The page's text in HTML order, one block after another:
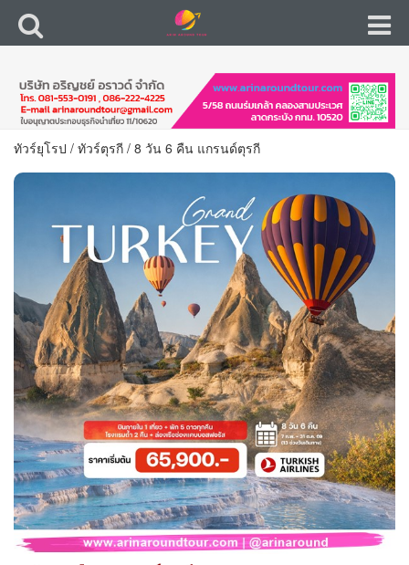
ทัวร์ยุโรป / ทัวร์ตุรกี / 8 วัน 6 คืน แกรนด์ตุรกี